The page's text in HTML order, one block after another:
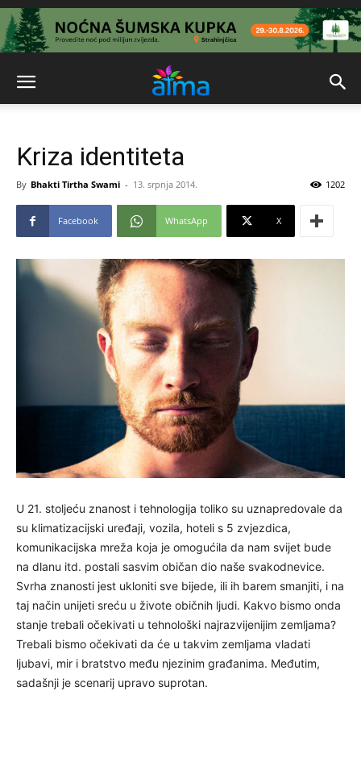
Kriza identiteta
By Bhakti Tirtha Swami - 13. srpnja 2014. 1202
Facebook WhatsApp X
U 21. stoljeću znanost i tehnologija toliko su uznapredovale da
su klimatizacijski uređaji, vozila, hoteli s 5 zvjezdica,
komunikacijska mreža koja je omogućila da nam svijet bude
na dlanu itd. postali sasvim običan dio naše svakodnevice.
Svrha znanosti jest ukloniti sve bijede, ili ih barem smanjiti, i na
taj način unijeti sreću u živote običnih ljudi. Kakvo bismo onda
stanje trebali očekivati u tehnološki najrazvijenijim zemljama?
Trebali bismo očekivati da će u takvim zemljama vladati
ljubavi, mir i bratstvo među njezinim građanima. Međutim,
sadašnji je scenarij upravo suprotan.